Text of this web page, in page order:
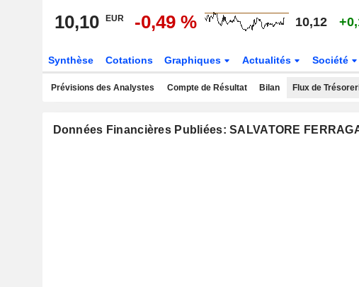
10,10 EUR -0,49 % 10,12
Synthèse Cotations Graphiques Actualités Société
Prévisions des Analystes Compte de Résultat Bilan Flux de
Données Financières Publiées: SALVATORE